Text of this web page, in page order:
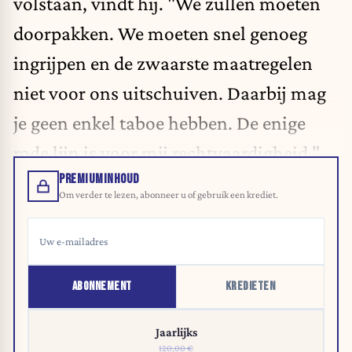
doorpakken. We moeten snel genoeg
ingrijpen en de zwaarste maatregelen
niet voor ons uitschuiven. Daarbij mag
je geen enkel taboe hebben. De enige
rode lijn is voor mij rechtvaardigheid."
PREMIUMINHOUD
Om verder te lezen, abonneer u of gebruik een krediet.
ABONNEMENT KREDIETEN
Jaarlijks
120,00 €